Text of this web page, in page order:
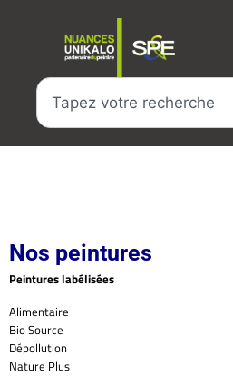
Nos peintures
Peintures labélisées
Alimentaire
Bio Source
Dépollution
Nature Plus